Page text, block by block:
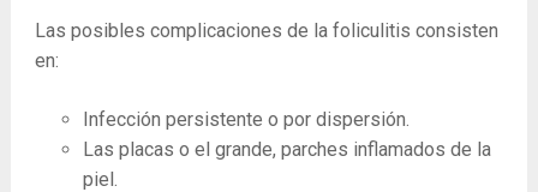
Las posibles complicaciones de la foliculitis consisten
en:
Infección persistente o por dispersión.
Las placas o el grande, parches inflamados de la
piel.